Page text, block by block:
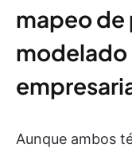
mapeo de
modelado
Aunque ambos